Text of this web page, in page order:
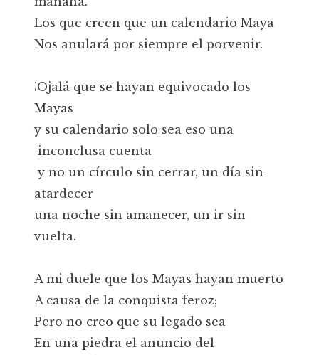
Los que creen que un calendario Maya
Nos anulará por siempre el porvenir.
¡Ojalá que se hayan equivocado los
Mayas
y su calendario solo sea eso una
inconclusa cuenta
y no un círculo sin cerrar, un día sin
atardecer
una noche sin amanecer, un ir sin
vuelta.
A mi duele que los Mayas hayan muerto
A causa de la conquista feroz;
Pero no creo que su legado sea
En una piedra el anuncio del